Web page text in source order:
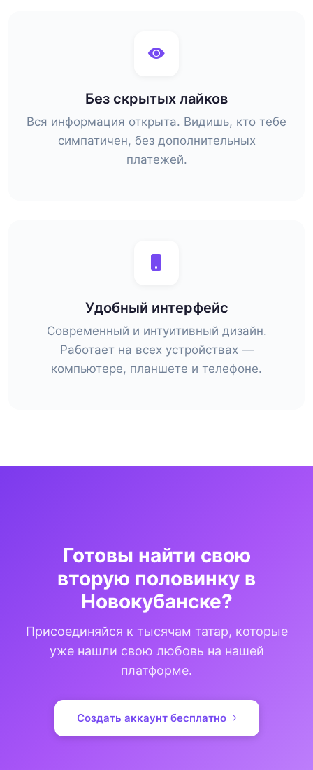
Без скрытых лайков
Вся информация открыта. Видишь, кто тебе
симпатичен, без дополнительных
платежей.
Удобный интерфейс
Современный и интуитивный дизайн.
Работает на всех устройствах —
компьютере, планшете и телефоне.
Готовы найти свою
вторую половинку в
Новокубанске?
Присоединяйся к тысячам татар, которые
уже нашли свою любовь на нашей
платформе.
Создать аккаунт бесплатно